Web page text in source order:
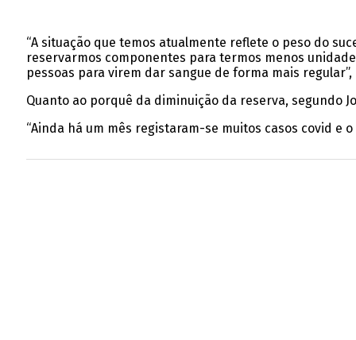
“A situação que temos atualmente reflete o peso do
reservarmos componentes para termos menos
pessoas para virem dar sangue de forma mais
Quanto ao porquê da diminuição da reserva, segundo
“Ainda há um mês registaram-se muitos casos covid e